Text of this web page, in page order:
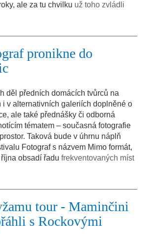
ale za tu chvilku už toho zvládli
pronikne do
děl předních domácích tvůrců na
i v alternativních galeriích doplněné o
ale také přednášky či odborná
tématem – současná fotografie
Taková bude v úhrnu náplň
Fotograf s názvem Mimo formát,
října obsadí řadufrekventovaných míst
tour - Maminčini
s Rockovými